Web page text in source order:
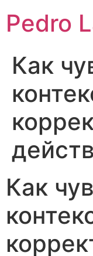
Pedro
Как
Как